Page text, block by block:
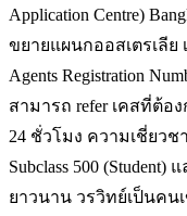
Application Centre)
ขยายแผนกออสเตรเลีย
Agents Registration
สามารถ refer เคสที่ต้อ
24 ชั่วโมง ความเชี่ยวช
Subclass 500 (Student)
ยาวนาน วรวิทย์เป็นคนเ